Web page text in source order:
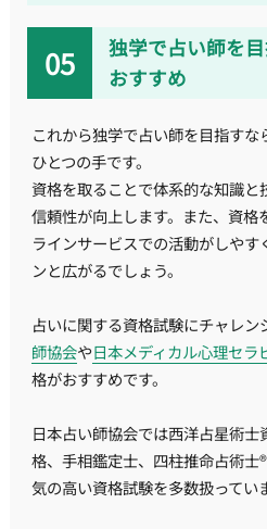
独学で占い師を
おすすめ
これから独学で占い師を目指す
ひとつの手です。
資格を取ることで体系的な知識と
信頼性が向上します。また、資格
ラインサービスでの活動がしや
ンと広がるでしょう。
占いに関する資格試験にチャレン
師協会や日本メディカル心理セラ
格がおすすめです。
日本占い師協会では西洋占星術
格、手相鑑定士、四柱推命占術士
気の高い資格試験を多数扱ってい